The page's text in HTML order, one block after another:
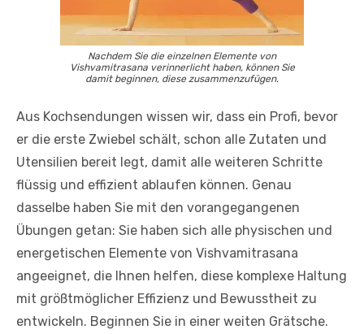
Nachdem Sie die einzelnen Elemente von
Vishvamitrasana verinnerlicht haben, können Sie
damit beginnen, diese zusammenzufügen.
Aus Kochsendungen wissen wir, dass ein Profi, bevor
er die erste Zwiebel schält, schon alle Zutaten und
Utensilien bereit legt, damit alle weiteren Schritte
flüssig und effizient ablaufen können. Genau
dasselbe haben Sie mit den vorangegangenen
Übungen getan: Sie haben sich alle physischen und
energetischen Elemente von Vishvamitrasana
angeeignet, die Ihnen helfen, diese komplexe Haltung
mit größtmöglicher Effizienz und Bewusstheit zu
entwickeln. Beginnen Sie in einer weiten Grätsche.